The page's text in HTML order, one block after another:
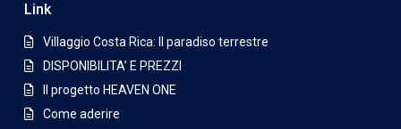
Link
Villaggio Costa Rica: Il paradiso terrestre
DISPONIBILITA’ E PREZZI
Il progetto HEAVEN ONE
Come aderire